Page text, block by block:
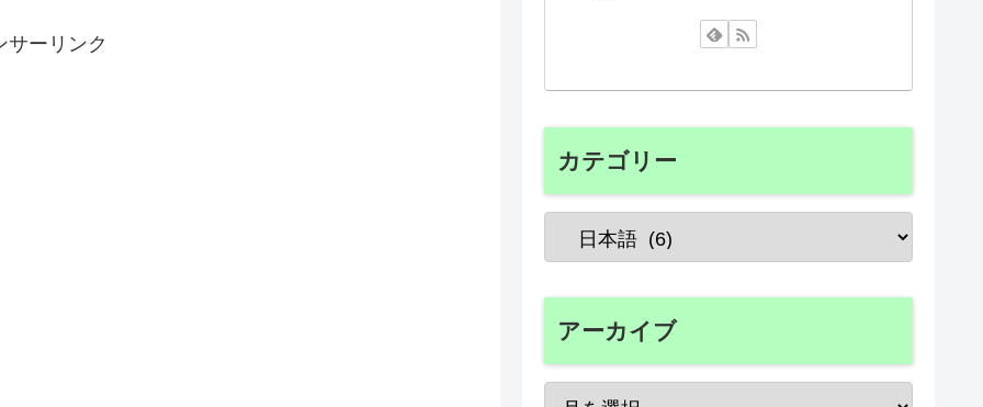
サーリンク
カテゴリー
アーカイブ